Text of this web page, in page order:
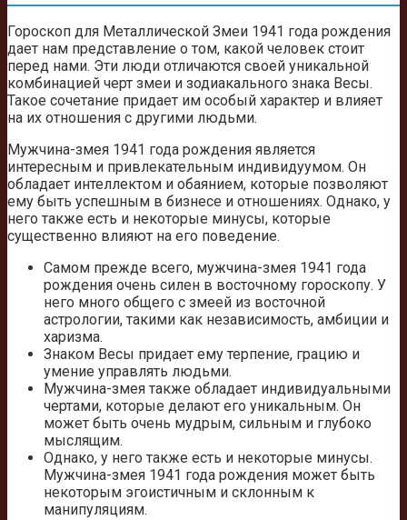
Гороскоп для Металлической Змеи 1941 года рождения
дает нам представление о том, какой человек стоит
перед нами. Эти люди отличаются своей уникальной
комбинацией черт змеи и зодиакального знака Весы.
Такое сочетание придает им особый характер и влияет
на их отношения с другими людьми.
Мужчина-змея 1941 года рождения является
интересным и привлекательным индивидуумом. Он
обладает интеллектом и обаянием, которые позволяют
ему быть успешным в бизнесе и отношениях. Однако, у
него также есть и некоторые минусы, которые
существенно влияют на его поведение.
Самом прежде всего, мужчина-змея 1941 года
рождения очень силен в восточному гороскопу. У
него много общего с змеей из восточной
астрологии, такими как независимость, амбиции и
харизма.
Знаком Весы придает ему терпение, грацию и
умение управлять людьми.
Мужчина-змея также обладает индивидуальными
чертами, которые делают его уникальным. Он
может быть очень мудрым, сильным и глубоко
мыслящим.
Однако, у него также есть и некоторые минусы.
Мужчина-змея 1941 года рождения может быть
некоторым эгоистичным и склонным к
манипуляциям.